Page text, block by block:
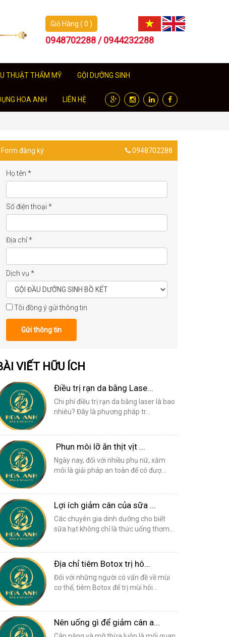
Giỏ Hàng ( 0 )
0948702288 / 0944232288
THUẬT THẨM MỸ GỘI DƯỠNG SINH
HOA ANH LIÊN HỆ
Form đăng ký 0948702288
Họ tên *
Số điện thoại *
Địa chỉ*
Dịch vụ *
Tôi đồng ý gửi thông tin
Gửi thông tin
VIẾT HỮU ÍCH
Điều trị rạn da bằng Lase...
Chi phí điều trị rạn da bằng laser là bao
nhiêu? Đây là phương pháp tr...
Phun môi lỡ ăn thịt vịt ...
Ngày nay, đối với nhiều phụ nữ, xăm
môi là giải pháp an toàn để có đượ...
Lợi ích giảm cân của sữa ...
Các chuyên gia dinh dưỡng cho biết
sữa hạt không chỉ là thức uống thơm...
Địa chỉ tiêm Botox trị hô...
Đối với những người có vấn đề về mùi
cơ thể, tiêm Botox để trị mùi hôi...
Nên uống gì để giảm cân a...